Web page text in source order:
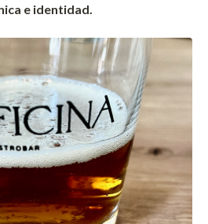
e identidad.